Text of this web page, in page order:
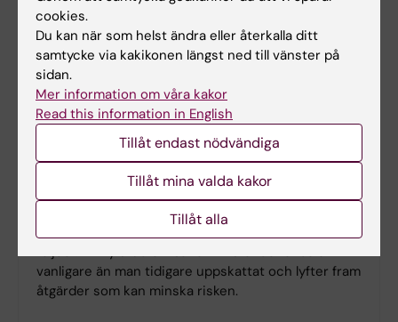
Ny studie
Spädbarnskollaps ovanligt men kan
få allvarliga konsekvenser
Plötslig oväntad spädbarnskollaps under den första
levnadsveckan är ovanligt, men kan få allvarliga
följder. En ny studie visar att tillståndet ändå är
vanligare än man tidigare uppskattat och lyfter fram
åtgärder som kan minska risken.
cookies.
Du kan när som helst ändra eller återkalla ditt
samtycke via kakikonen längst ned till vänster på
sidan.
Mer information om våra kakor
Read this information in English
Tillåt endast nödvändiga
Tillåt mina valda kakor
Tillåt alla